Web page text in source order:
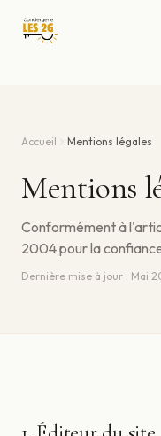
Accueil Mentions légales
Mentions
Conformément à
2004 pour la
Dernière mise à jour : Mai